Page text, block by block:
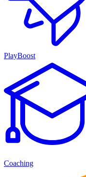
PlayBoost
Coaching